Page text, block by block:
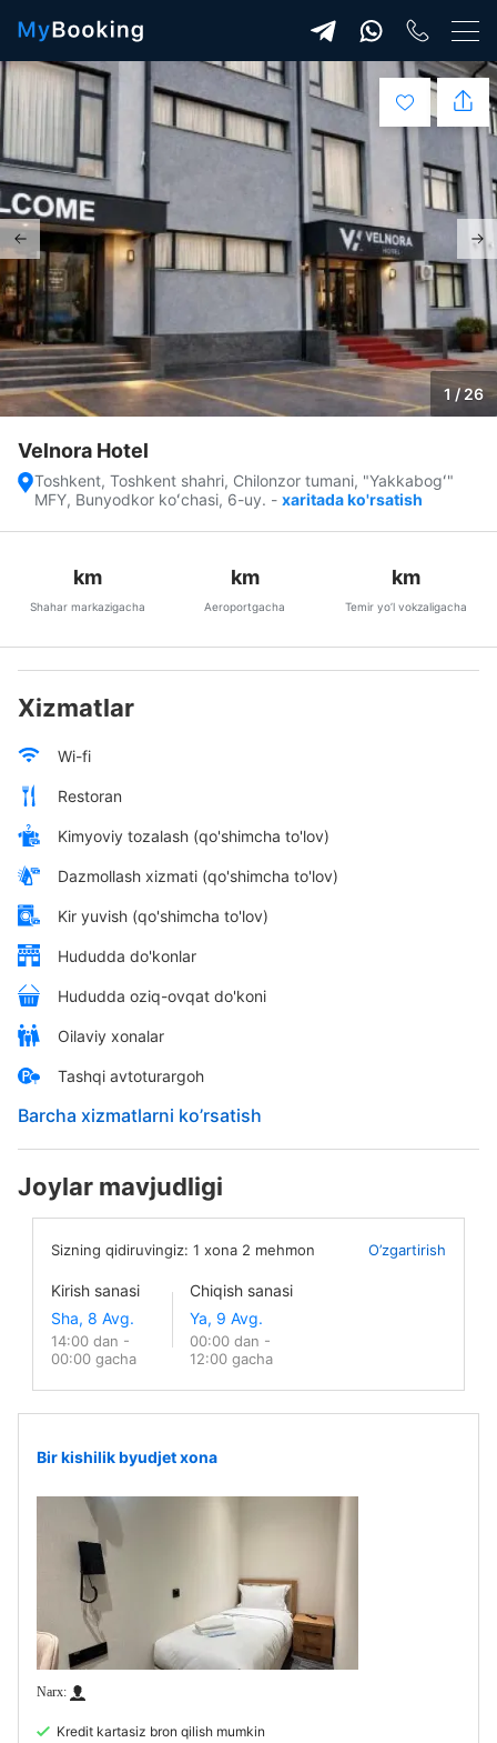
1 / 26
Velnora Hotel
Toshkent, Toshkent shahri, Chilonzor tumani, "Yakkabogʻ"
MFY, Bunyodkor koʻchasi, 6-uy. - xaritada ko'rsatish
km
Shahar markazigacha
km
Aeroportgacha
km
Temir yo’l vokzaligacha
Xizmatlar
Wi-fi
Restoran
Kimyoviy tozalash (qo'shimcha to'lov)
Dazmollash xizmati (qo'shimcha to'lov)
Kir yuvish (qo'shimcha to'lov)
Hududda do'konlar
Hududda oziq-ovqat do'koni
Oilaviy xonalar
Tashqi avtoturargoh
Barcha xizmatlarni ko’rsatish
Joylar mavjudligi
Sizning qidiruvingiz: 1 xona 2 mehmon O’zgartirish
Kirish sanasi
14:00 dan -
00:00 gacha
Chiqish sanasi
00:00 dan -
12:00 gacha
Bir kishilik byudjet xona
Kredit kartasiz bron qilish mumkin